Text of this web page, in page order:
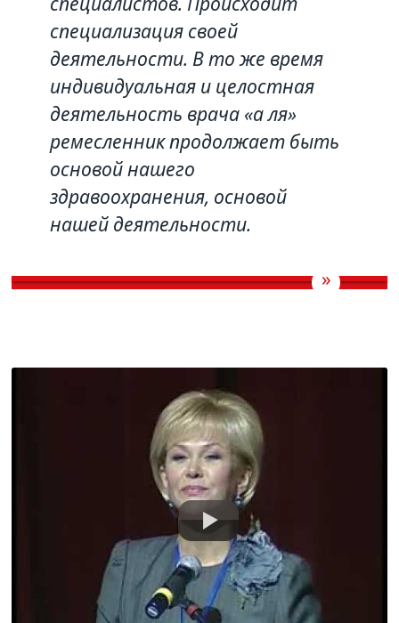
специализация своей
деятельности. В то же время
индивидуальная и целостная
деятельность врача «а ля»
ремесленник продолжает быть
основой нашего
здравоохранения, основой
нашей деятельности.
Доклад Т. В. Яковлевой